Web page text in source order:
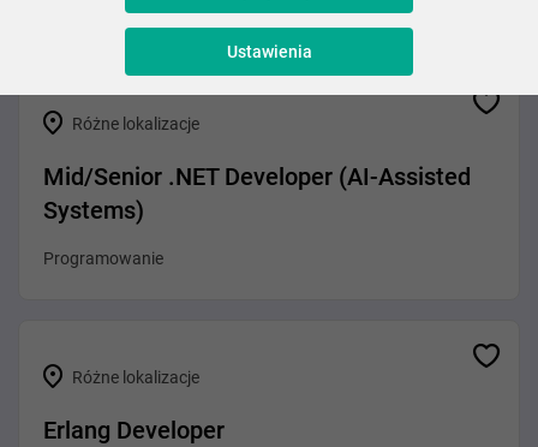
Różne lokalizacje
Mid/Senior .NET Developer (AI-Assisted
Systems)
Programowanie
Różne lokalizacje
Erlang Developer
Ustawienia